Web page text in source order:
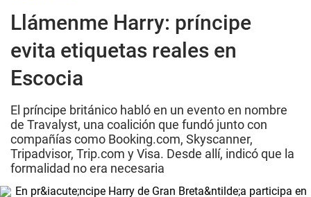
Llámenme Harry: príncipe
evita etiquetas reales en
Escocia
El príncipe británico habló en un evento en nombre
de Travalyst, una coalición que fundó junto con
compañías como Booking.com, Skyscanner,
Tripadvisor, Trip.com y Visa. Desde allí, indicó que la
formalidad no era necesaria